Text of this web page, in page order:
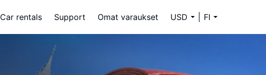
Car rentals Support Omat varaukset USD FI